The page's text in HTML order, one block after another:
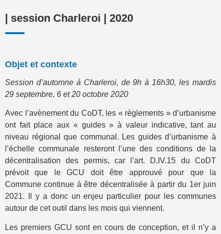
| session Charleroi | 2020
Objet et contexte
Session d’automne à Charleroi, de 9h à 16h30, les mardis
29 septembre, 6 et 20 octobre 2020
Avec l’avènement du CoDT, les « règlements » d’urbanisme
ont fait place aux « guides » à valeur indicative, tant au
niveau régional que communal. Les guides d’urbanisme à
l’échelle communale resteront l’une des conditions de la
décentralisation des permis, car l’art. D.IV.15 du CoDT
prévoit que le GCU doit être approuvé pour que la
Commune continue à être décentralisée à partir du 1er juin
2021. Il y a donc un enjeu particulier pour les communes
autour de cet outil dans les mois qui viennent.
Les premiers GCU sont en cours de conception, et il n’y a